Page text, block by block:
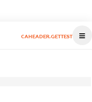
CAHEADER.GETTEST